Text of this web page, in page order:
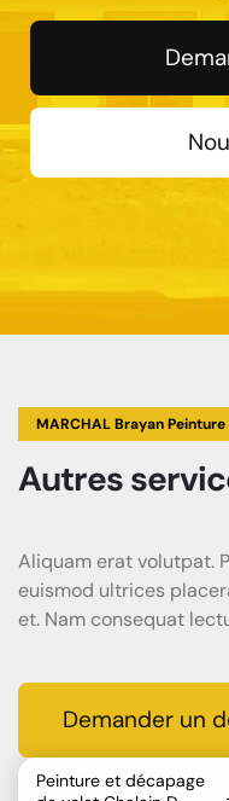
MARCHAL Brayan Peinture
Autres
Aliquam erat volutpat.
euismod ultrices
et. Nam consequat
Demander un
Peinture et décapage